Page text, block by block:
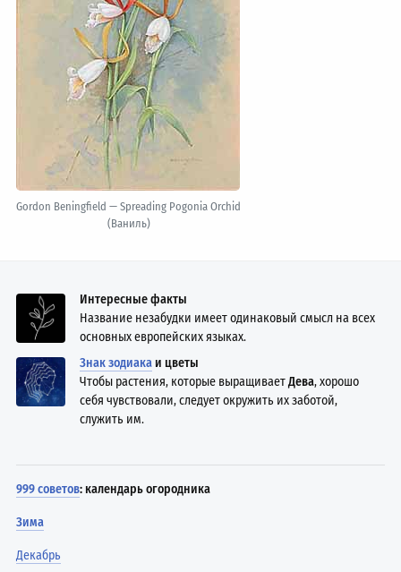
Gordon Beningfield — Spreading Pogonia Orchid
(Ваниль)
Интересные факты
Название незабудки имеет одинаковый смысл на всех
основных европейских языках.
Знак зодиака и цветы
Чтобы растения, которые выращиваетДева, хорошо
себя чувствовали, следует окружить их заботой,
служить им.
999 советов: календарь огородника
Зима
Декабрь